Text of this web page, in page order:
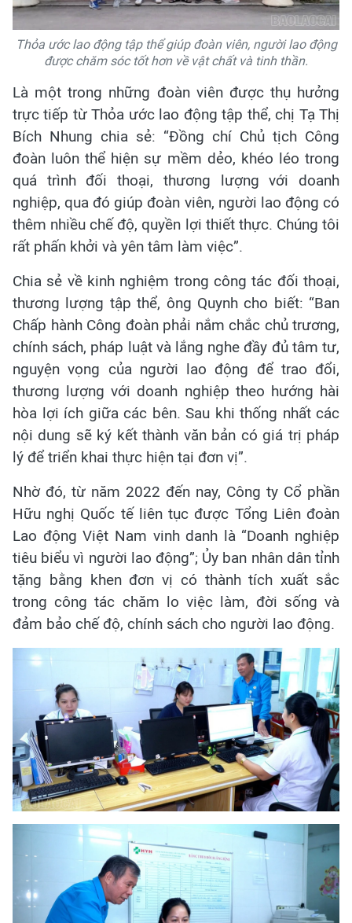
Thỏa ước lao động tập thể giúp đoàn viên, người lao động
được chăm sóc tốt hơn về vật chất và tinh thần.
Là một trong những đoàn viên được thụ hưởng
trực tiếp từ Thỏa ước lao động tập thể, chị Tạ Thị
Bích Nhung chia sẻ: “Đồng chí Chủ tịch Công
đoàn luôn thể hiện sự mềm dẻo, khéo léo trong
quá trình đối thoại, thương lượng với doanh
nghiệp, qua đó giúp đoàn viên, người lao động có
thêm nhiều chế độ, quyền lợi thiết thực. Chúng tôi
rất phấn khởi và yên tâm làm việc”.
Chia sẻ về kinh nghiệm trong công tác đối thoại,
thương lượng tập thể, ông Quynh cho biết: “Ban
Chấp hành Công đoàn phải nắm chắc chủ trương,
chính sách, pháp luật và lắng nghe đầy đủ tâm tư,
nguyện vọng của người lao động để trao đổi,
thương lượng với doanh nghiệp theo hướng hài
hòa lợi ích giữa các bên. Sau khi thống nhất các
nội dung sẽ ký kết thành văn bản có giá trị pháp
lý để triển khai thực hiện tại đơn vị”.
Nhờ đó, từ năm 2022 đến nay, Công ty Cổ phần
Hữu nghị Quốc tế liên tục được Tổng Liên đoàn
Lao động Việt Nam vinh danh là “Doanh nghiệp
tiêu biểu vì người lao động”; Ủy ban nhân dân tỉnh
tặng bằng khen đơn vị có thành tích xuất sắc
trong công tác chăm lo việc làm, đời sống và
đảm bảo chế độ, chính sách cho người lao động.